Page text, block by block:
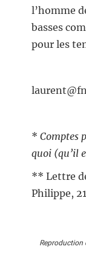
l’homme
basses
pour les
* Comptes
quoi (qu’il
** Lettre
Philippe,